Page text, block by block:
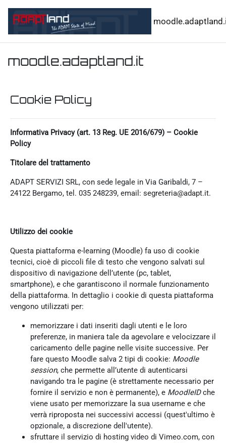
moodle.adaptland.it
Cookie Policy
Informativa Privacy (art. 13 Reg. UE 2016/679) – Cookie
Policy
Titolare del trattamento
ADAPT SERVIZI SRL, con sede legale in Via Garibaldi, 7 –
24122 Bergamo, tel. 035 248239, email: segreteria@adapt.it.
Utilizzo dei cookie
Questa piattaforma e-learning (Moodle) fa uso di cookie
tecnici, cioè di piccoli file di testo che vengono salvati sul
dispositivo di navigazione dell’utente (pc, tablet,
smartphone), e che garantiscono il normale funzionamento
della piattaforma. In dettaglio i cookie di questa piattaforma
vengono utilizzati per:
memorizzare i dati inseriti dagli utenti e le loro
preferenze, in maniera tale da agevolare e velocizzare il
caricamento delle pagine nelle visite successive. Per
fare questo Moodle salva 2 tipi di cookie: Moodle
session, che permette all’utente di autenticarsi
navigando tra le pagine (è strettamente necessario per
fornire il servizio e non è permanente), e MoodleIDche
viene usato per memorizzare la sua username e che
verrà riproposta nei successivi accessi (quest'ultimo è
opzionale, a discrezione dell'utente).
sfruttare il servizio di hosting video di Vimeo.com, con